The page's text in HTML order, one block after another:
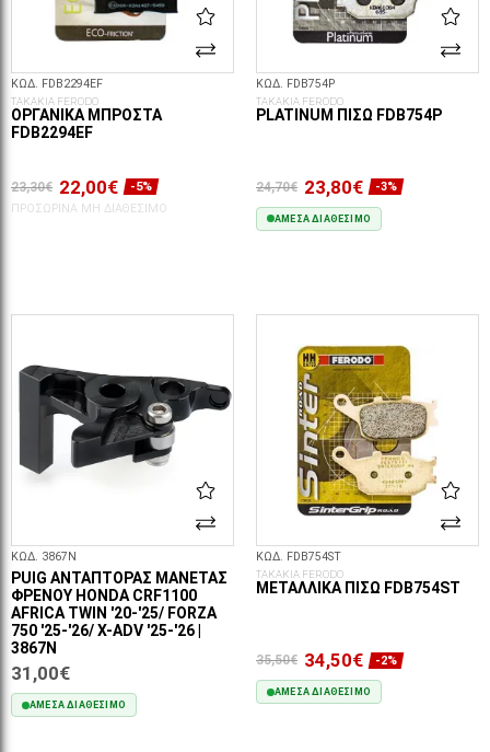
ΚΩΔ. FDB2294EF
ΤΑΚΑΚΙΑ FERODO
ΟΡΓΑΝΙΚΆ ΜΠΡΟΣΤΆ
FDB2294EF
23,30€ 22,00€
-5%
ΠΡΟΣΩΡΙΝΆ ΜΗ ΔΙΑΘΈΣΙΜΟ
ΚΩΔ. FDB754P
ΤΑΚΑΚΙΑ FERODO
PLATINUM ΠΊΣΩ FDB754P
24,70€ 23,80€ -3%
ΆΜΕΣΑ ΔΙΑΘΈΣΙΜΟ
ΚΩΔ. 3867N
PUIG ΑΝΤΆΠΤΟΡΑΣ ΜΑΝΈΤΑΣ
ΦΡΈΝΟΥ HONDA CRF1100
AFRICA TWIN '20-'25/ FORZA
750 '25-'26/ X-ADV '25-'26 |
3867N
31,00€
ΆΜΕΣΑ ΔΙΑΘΈΣΙΜΟ
ΚΩΔ. FDB754ST
ΤΑΚΑΚΙΑ FERODO
ΜΕΤΑΛΛΙΚΆ ΠΊΣΩ FDB754ST
35,50€ 34,50€ -2%
ΆΜΕΣΑ ΔΙΑΘΈΣΙΜΟ